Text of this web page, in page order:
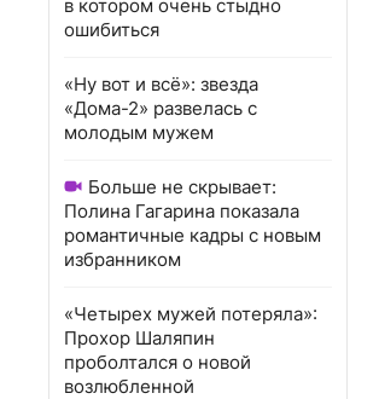
в котором очень стыдно
ошибиться
«Ну вот и всё»: звезда
«Дома-2» развелась с
молодым мужем
Больше не скрывает:
Полина Гагарина показала
романтичные кадры с новым
избранником
«Четырех мужей потеряла»:
Прохор Шаляпин
проболтался о новой
возлюбленной